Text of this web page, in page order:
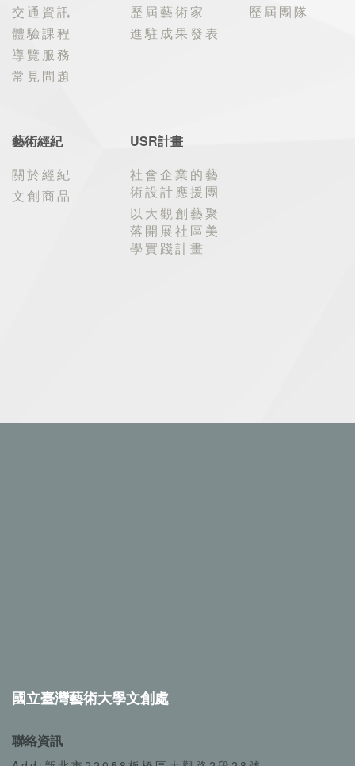
交通資訊
體驗課程
導覽服務
常見問題
歷屆藝術家
進駐成果發表
歷屆團隊
藝術經紀
關於經紀
文創商品
USR計畫
社會企業的藝
術設計應援團
以大觀創藝聚
落開展社區美
學實踐計畫
國立臺灣藝術大學文創處
聯絡資訊